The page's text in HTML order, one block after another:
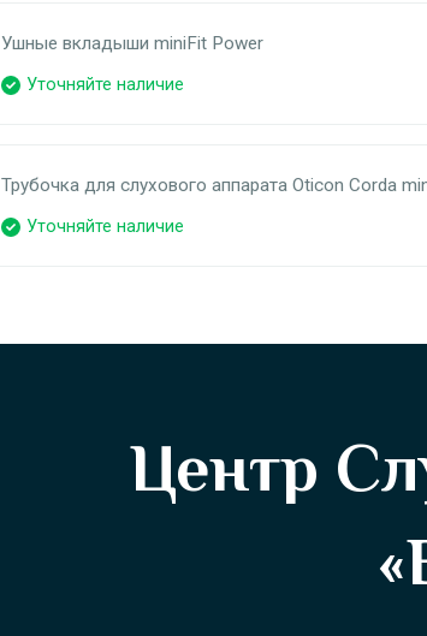
Ушные вкладыши miniFit Power
Уточняйте наличие
Трубочка для слухового аппарата Oticon Corda
Уточняйте наличие
Центр